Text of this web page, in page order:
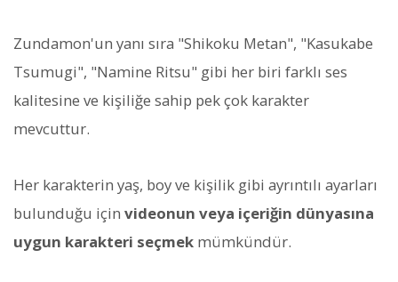
Zundamon'un yanı sıra "Shikoku Metan", "Kasukabe
Tsumugi", "Namine Ritsu" gibi her biri farklı ses
kalitesine ve kişiliğe sahip pek çok karakter
mevcuttur.
Her karakterin yaş, boy ve kişilik gibi ayrıntılı ayarları
bulunduğu için videonun veya içeriğin dünyasına
uygun karakteri seçmek mümkündür.